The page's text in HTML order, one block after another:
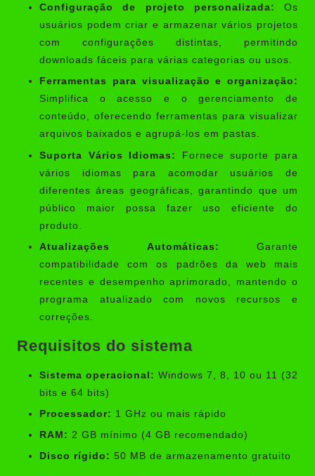
Configuração de projeto personalizada:
Os
usuários podem criar e armazenar vários projetos
com configurações distintas, permitindo
downloads fáceis para várias categorias ou usos.
Ferramentas para visualização e organização:
Simplifica o acesso e o gerenciamento de
conteúdo, oferecendo ferramentas para visualizar
arquivos baixados e agrupá-los em pastas.
Suporta Vários Idiomas:
Fornece suporte para
vários idiomas para acomodar usuários de
diferentes áreas geográficas, garantindo que um
público maior possa fazer uso eficiente do
produto.
Atualizações Automáticas: Garante
compatibilidade com os padrões da web mais
recentes e desempenho aprimorado, mantendo o
programa atualizado com novos recursos e
correções.
Requisitos do sistema
Sistema operacional: Windows 7, 8, 10 ou 11 (32
bits e 64 bits)
Processador: 1 GHz ou mais rápido
RAM: 2 GB mínimo (4 GB recomendado)
Disco rígido: 50 MB de armazenamento gratuito